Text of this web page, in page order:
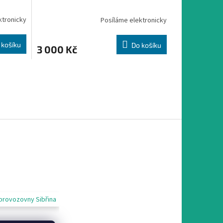
R
M
A
košíku
R
M
A
Posíláme elektronicky
3 000 Kč Do košíku
Sibřina